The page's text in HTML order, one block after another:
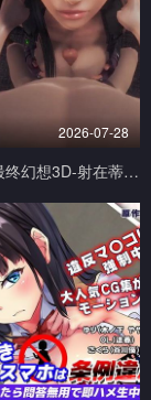
2026-07-28
最终幻想3D-射在蒂法的奶子小穴和嘴上V